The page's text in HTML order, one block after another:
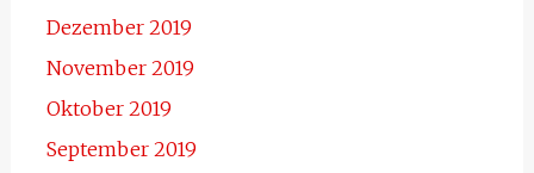
Dezember 2019
November 2019
Oktober 2019
September 2019